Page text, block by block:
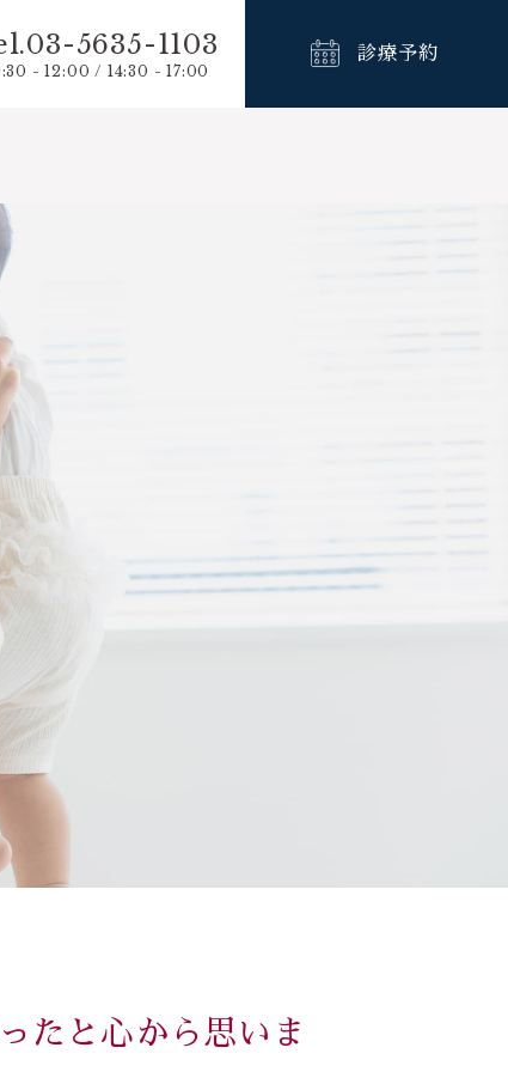
5635-1103
- 12:00 / 14:30 - 17:00
診療予約
たと心から思いま